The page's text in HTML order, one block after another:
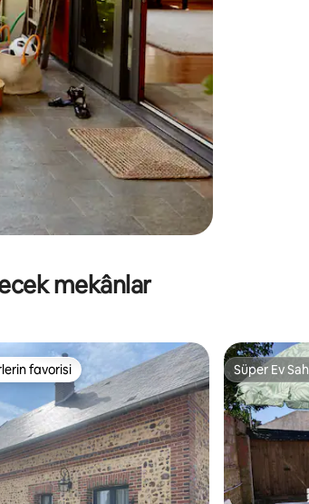
mekânlar
favorisi
favorisi Süper Ev
Süper Ev